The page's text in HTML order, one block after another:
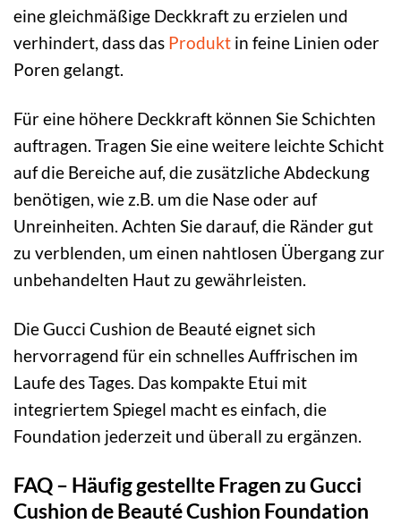
eine gleichmäßige Deckkraft zu erzielen und
verhindert, dass das Produkt in feine Linien oder
Poren gelangt.
Für eine höhere Deckkraft können Sie Schichten
auftragen. Tragen Sie eine weitere leichte Schicht
auf die Bereiche auf, die zusätzliche Abdeckung
benötigen, wie z.B. um die Nase oder auf
Unreinheiten. Achten Sie darauf, die Ränder gut
zu verblenden, um einen nahtlosen Übergang zur
unbehandelten Haut zu gewährleisten.
Die Gucci Cushion de Beauté eignet sich
hervorragend für ein schnelles Auffrischen im
Laufe des Tages. Das kompakte Etui mit
integriertem Spiegel macht es einfach, die
Foundation jederzeit und überall zu ergänzen.
FAQ – Häufig gestellte Fragen zu Gucci
Cushion de Beauté Cushion Foundation